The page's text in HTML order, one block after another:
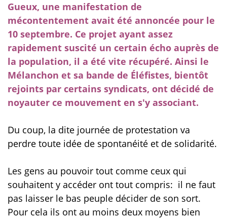
Gueux, une manifestation de
mécontentement avait été annoncée pour le
10 septembre. Ce projet ayant assez
rapidement suscité un certain écho auprès de
la population, il a été vite récupéré. Ainsi le
Mélanchon et sa bande de Éléfistes, bientôt
rejoints par certains syndicats, ont décidé de
noyauter ce mouvement en s'y associant.
Du coup, la dite journée de protestation va
perdre toute idée de spontanéité et de solidarité.
Les gens au pouvoir tout comme ceux qui
souhaitent y accéder ont tout compris: il ne faut
pas laisser le bas peuple décider de son sort.
Pour cela ils ont au moins deux moyens bien